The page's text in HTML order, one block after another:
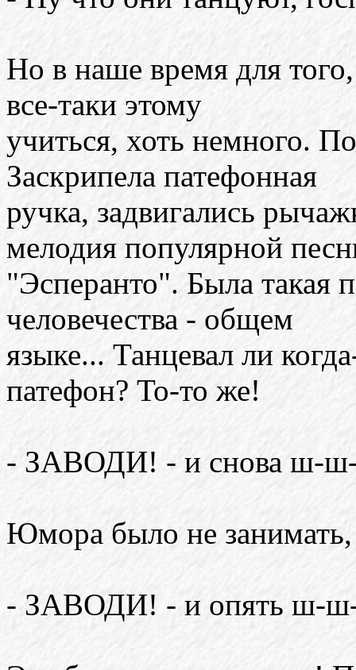
Но в наше время для
все-таки этому
учиться, хоть немного.
Заскрипела патефонная
ручка, задвигались
мелодия популярной
"Эсперанто". Была такая
человечества - общем
языке... Танцевал ли
патефон? То-то же!
- ЗАВОДИ! - и снова ш-ш-
Юмора было не
- ЗАВОДИ! - и опять ш-ш-